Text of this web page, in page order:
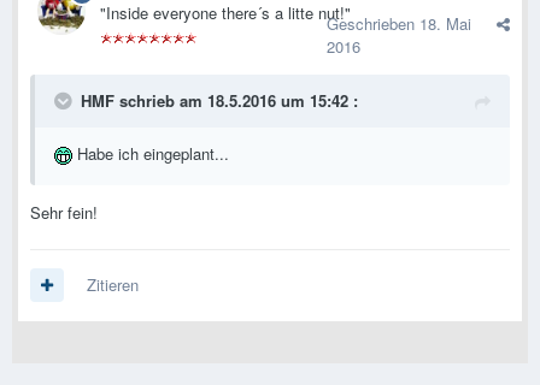
"Inside everyone there´s a litte nut!"Geschrieben 18. Mai
2016
HMF schrieb am 18.5.2016 um 15:42 :
Habe ich eingeplant...
Sehr fein!
Zitieren